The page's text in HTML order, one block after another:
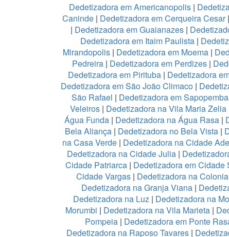
Dedetizadora em Americanopolis |
Caninde| Dedetizadora em Cerqueira Cesar|
| Dedetizadora em Guaianazes |
Dedetizadora em Itaim Paulista |
Mirandopolis | Dedetizadora em Moema |
Pedreira | Dedetizadora em Perdizes |
Dedetizadora em Pirituba| Dedetizadora
Dedetizadora em São João Climaco|
São Rafael | Dedetizadora em Sapopemba
Veleiros| Dedetizadora na Vila Maria Zelia
Água Funda | Dedetizadora na Água Rasa |
Bela Aliança | Dedetizadora no Bela Vista|
na Casa Verde| Dedetizadora na Cidade
Dedetizadora na Cidade Julia |
Cidade Patriarca| Dedetizadora em Cidade
Cidade Vargas | Dedetizadora na Colonia
Dedetizadora na Granja Viana |
Dedetizadora na Luz | Dedetizadora na
Morumbi | Dedetizadora na Vila Marieta |
Pompeia | Dedetizadora em Ponte
Dedetizadora na Raposo Tavares|